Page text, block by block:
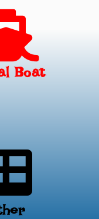
Boat